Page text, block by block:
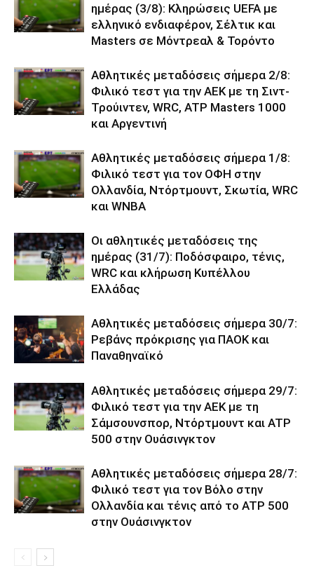
ημέρας (3/8): Κληρώσεις UEFA με
ελληνικό ενδιαφέρον, Σέλτικ και
Masters σε Μόντρεαλ & Τορόντο
Αθλητικές μεταδόσεις σήμερα 2/8:
Φιλικό τεστ για την ΑΕΚ με τη Σιντ-
Τρούιντεν, WRC, ATP Masters 1000
και Αργεντινή
Αθλητικές μεταδόσεις σήμερα 1/8:
Φιλικό τεστ για τον ΟΦΗ στην
Ολλανδία, Ντόρτμουντ, Σκωτία, WRC
και WNBA
Οι αθλητικές μεταδόσεις της
ημέρας (31/7): Ποδόσφαιρο, τένις,
WRC και κλήρωση Κυπέλλου
Ελλάδας
Αθλητικές μεταδόσεις σήμερα 30/7:
Ρεβάνς πρόκρισης για ΠΑΟΚ και
Παναθηναϊκό
Αθλητικές μεταδόσεις σήμερα 29/7:
Φιλικό τεστ για την ΑΕΚ με τη
Σάμσουνσπορ, Ντόρτμουντ και ATP
500 στην Ουάσινγκτον
Αθλητικές μεταδόσεις σήμερα 28/7:
Φιλικό τεστ για τον Βόλο στην
Ολλανδία και τένις από το ATP 500
στην Ουάσινγκτον